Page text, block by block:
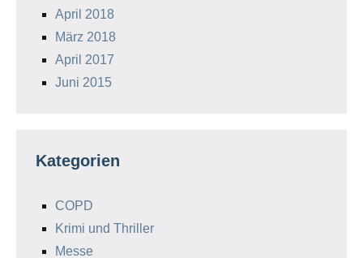
April 2018
März 2018
April 2017
Juni 2015
Kategorien
COPD
Krimi und Thriller
Messe